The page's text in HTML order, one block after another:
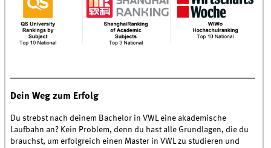
Dein Weg zum Erfolg
Du strebst nach deinem Bachelor in VWL eine akademische
Laufbahn an? Kein Problem, denn du hast alle Grundlagen, die du
brauchst, um erfolgreich einen Master in VWL zu studieren und